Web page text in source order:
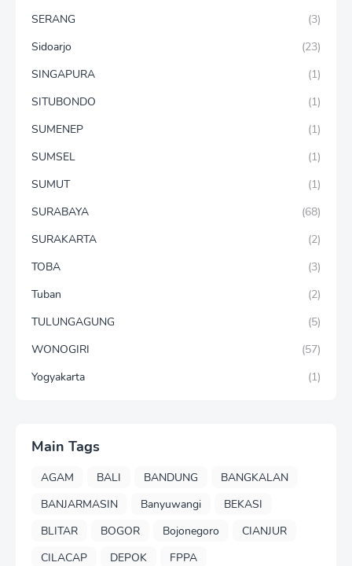
SERANG
(3)
Sidoarjo
(23)
SINGAPURA
(1)
SITUBONDO
(1)
SUMENEP
(1)
SUMSEL
(1)
SUMUT
(1)
SURABAYA
(68)
SURAKARTA
(2)
TOBA
(3)
Tuban
(2)
TULUNGAGUNG
(5)
WONOGIRI
(57)
Yogyakarta
(1)
Main Tags
AGAM BALI BANDUNG
BANGKALAN
BANJARMASIN
Banyuwangi
BEKASI
BLITAR
BOGOR Bojonegoro
CIANJUR
CILACAP
DEPOK
FPPA